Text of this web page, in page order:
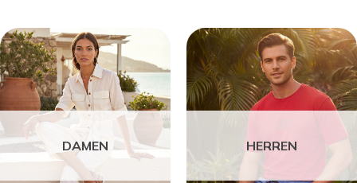
DAMEN HERREN